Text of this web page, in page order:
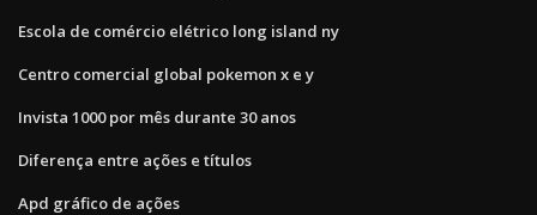
Escola de comércio elétrico long island ny
Centro comercial global pokemon x e y
Invista 1000 por mês durante 30 anos
Diferença entre ações e títulos
Apd gráfico de ações